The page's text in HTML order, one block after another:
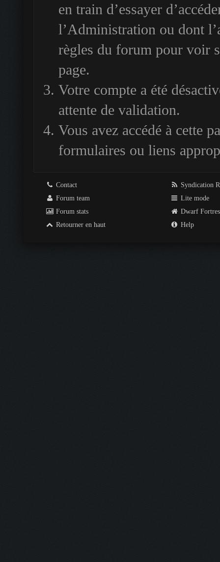
en train d’essayer
l’Administration ou dont
règles du forum pour voir
page.
Votre compte a été
attente de validation.
Vous avez accédé à cette
formulaires ou liens
Contact
Forum team
Forum stats
Retourner en haut
Syndication
Lite mode
Dwarf
Help